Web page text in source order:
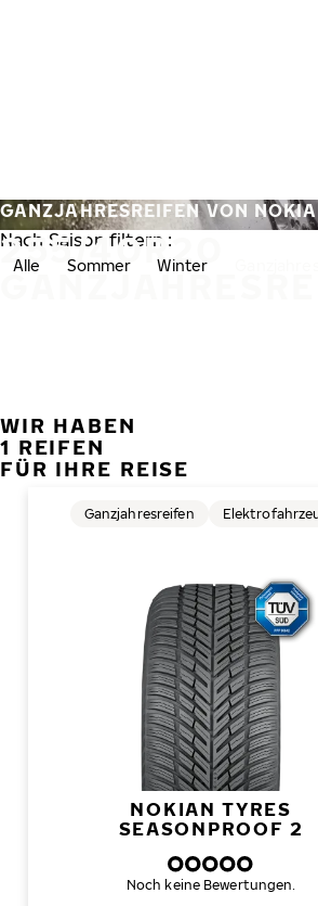
255/40R20
GANZJAHRESREIFEN VON
Nach Saison filtern :
Alle Sommer Winter
WIR HABEN
1 REIFEN
FÜR IHRE REISE
NOKIAN TYRES
SEASONPROOF 2
Ganzjahresreifen
Noch keine Bewertungen.